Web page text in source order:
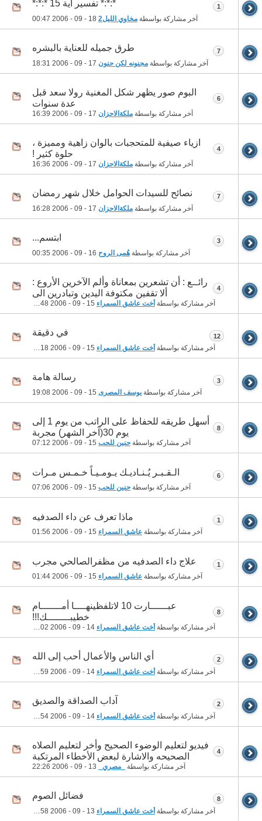
*:*:* تفسير آية 15 *:*:*
آخر مشاركة بواسطة مخاوي الليل2 00:47
1
طرق جميله للعناية بالبشره
آخر مشاركة بواسطة مجنونه لكن حنون 18:31
7
البوم صور يظهر شكل المغنية رولا سعد قبل
عدة سنوات
آخر مشاركة بواسطة ملكةالاحزان 16:39
6
ازياء صيفية للمتحجبات بالوان زاهية ومميزة ،
حلوة كثير !
آخر مشاركة بواسطة ملكةالاحزان 16:36
4
نصائح للسيدات الحوامل خلال شهر رمضان
آخر مشاركة بواسطة ملكةالاحزان 16:28
7
ابتسم...
آخر مشاركة بواسطة هُمى الروح 00:35
3
رائــع : أن تشعرين بمعاناة وألم الآخرين الأروع :
ألا تقفين مكتوفة اليدين وتبادرين الى
آخر مشاركة بواسطة أخت عاشق السمراء 20:48
4
في دقيقة
آخر مشاركة بواسطة أخت عاشق السمراء 19:18
12
رسالة هامة
آخر مشاركة بواسطة يوسف المصرى 19:08
3
أسهل طريقه للحفاظ على الراتب من يوم 1 إلى
يوم 30(آخر الشهر) مجربة
آخر مشاركة بواسطة حنين للحب 07:12
8
الـقـبـر يُـنـاديـك يـومـيـاً خـمـس مـرات
آخر مشاركة بواسطة حنين للحب 07:06
6
ماذا تعرف عن داء الصدفيه
آخر مشاركة بواسطة عاشق السمراء 01:56
1
علاج داء الصدفيه من مظفرالصالحي مجرب
آخر مشاركة بواسطة عاشق السمراء 01:44
1
عبــــــارت 10 لاتلفظينهــــا أمـــــــام
خطيبــــــــك!!!
آخر مشاركة بواسطة أخت عاشق السمراء 22:02
8
أي الناس والأعمال أحب إلى الله
آخر مشاركة بواسطة أخت عاشق السمراء 18:59
2
آداب الصداقة والصديق
آخر مشاركة بواسطة أخت عاشق السمراء 18:54
2
فيديو لتعليم الوضوء الصحيح وأخر لتعليم الصلاه
الصحيحه والاشارة لبعض الأخطاء المرتكبة
آخر مشاركة بواسطة _مصري_ 22:26
4
فضائل الصوم
آخر مشاركة بواسطة أخت عاشق السمراء 21:58
8